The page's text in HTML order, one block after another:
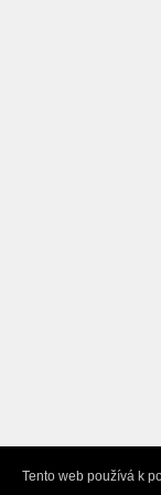
Tento web používá k